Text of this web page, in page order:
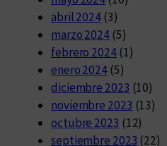
abril 2024 (3)
marzo 2024 (5)
febrero 2024(1)
enero 2024 (5)
diciembre 2023 (10)
noviembre 2023 (13)
octubre 2023 (12)
septiembre 2023 (22)